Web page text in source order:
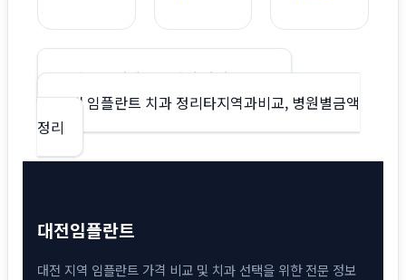
글
탐
색
대전 교정치과 A~Z까지 완벽 가이드
대전 임플란트 치과 정리타지역과비교, 병원별금액
정리
대전임플란트
대전 지역 임플란트 가격 비교 및 치과 선택을 위한 전문 정보